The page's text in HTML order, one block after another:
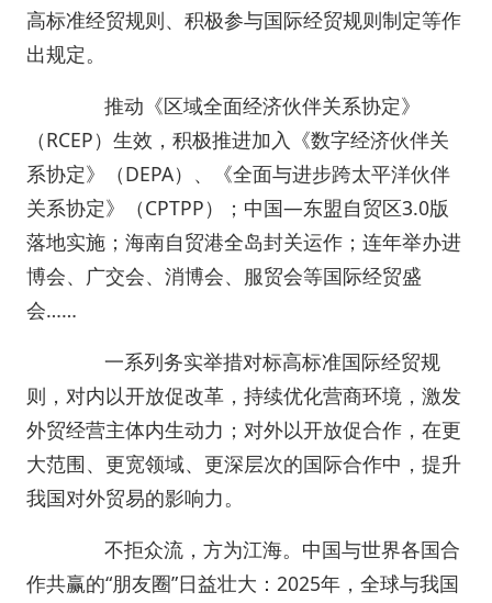
高标准经贸规则、积极参与国际经贸规则制定等作
出规定。
推动《区域全面经济伙伴关系协定》
（RCEP）生效，积极推进加入《数字经济伙伴关
系协定》（DEPA）、《全面与进步跨太平洋伙伴
关系协定》（CPTPP）；中国—东盟自贸区3.0版
落地实施；海南自贸港全岛封关运作；连年举办进
博会、广交会、消博会、服贸会等国际经贸盛
会……
一系列务实举措对标高标准国际经贸规
则，对内以开放促改革，持续优化营商环境，激发
外贸经营主体内生动力；对外以开放促合作，在更
大范围、更宽领域、更深层次的国际合作中，提升
我国对外贸易的影响力。
不拒众流，方为江海。中国与世界各国合
作共赢的“朋友圈”日益壮大：2025年，全球与我国